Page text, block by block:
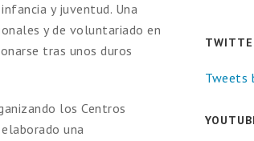
y juventud. Una
y de voluntariado en
tras unos duros
los Centros
una
Tweets